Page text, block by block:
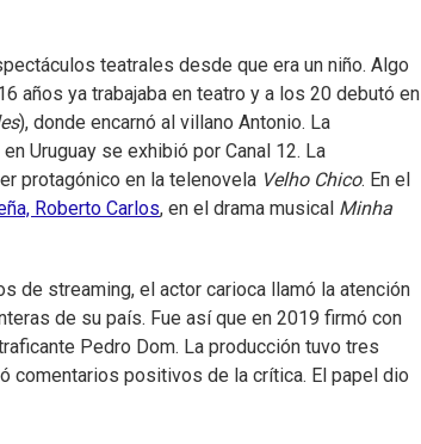
teatrales desde que era un niño. Algo
años ya trabajaba en teatro y a los 20 debutó en
), donde encarnó al villano Antonio. La
en Uruguay se exhibió por Canal 12. La
protagónico en la telenovela Velho Chico. En el
Roberto Carlos, en el drama musical Minha
de streaming, el actor carioca llamó la atención
de su país. Fue así que en 2019 firmó con
Pedro Dom. La producción tuvo tres
comentarios positivos de la crítica. El papel dio